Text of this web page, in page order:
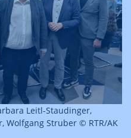
Leitl-Staudinger,
Wolfgang Struber © RTR/AK